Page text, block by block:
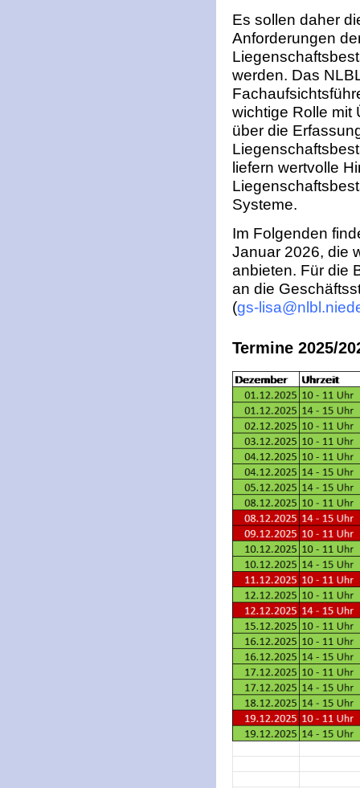
Es sollen daher
Anforderungen
werden. Das
wichtige Rolle mit
über die
liefern wertvolle
Systeme.
Im Folgenden
Januar 2026, die
anbieten. Für die
an die
(gs-
Termine 2025/